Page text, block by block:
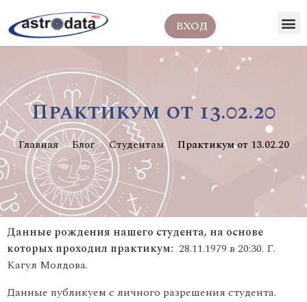
ВХОД
Практикум от 13.02.20
Главная Блог Студентам Практикум от 13.02.20
Данные рождения нашего студента, на основе
которых проходил практикум: 28.11.1979 в 20:30. Г.
Кагул Молдова.
Данные публикуем с личного разрешения студента.